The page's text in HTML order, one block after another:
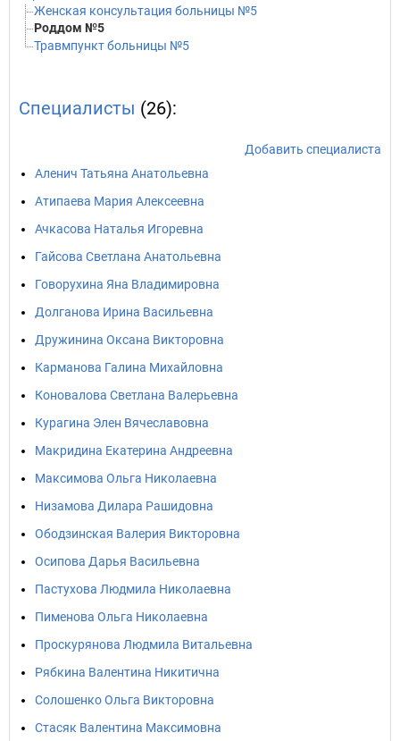
Женская консультация больницы №5
Роддом №5
Травмпункт больницы №5
Специалисты (26):
Добавить специалиста
Аленич Татьяна Анатольевна
Атипаева Мария Алексеевна
Ачкасова Наталья Игоревна
Гайсова Светлана Анатольевна
Говорухина Яна Владимировна
Долганова Ирина Васильевна
Дружинина Оксана Викторовна
Карманова Галина Михайловна
Коновалова Светлана Валерьевна
Курагина Элен Вячеславовна
Макридина Екатерина Андреевна
Максимова Ольга Николаевна
Низамова Дилара Рашидовна
Ободзинская Валерия Викторовна
Осипова Дарья Васильевна
Пастухова Людмила Николаевна
Пименова Ольга Николаевна
Проскурянова Людмила Витальевна
Рябкина Валентина Никитична
Солошенко Ольга Викторовна
Стасяк Валентина Максимовна